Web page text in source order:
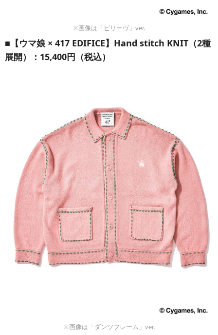
※画像は「ビリーヴ」ver.
■【ウマ娘 × 417 EDIFICE】Hand stitch KNIT（2種
展開）：15,400円（税込）
※画像は「ダンツフレーム」ver.